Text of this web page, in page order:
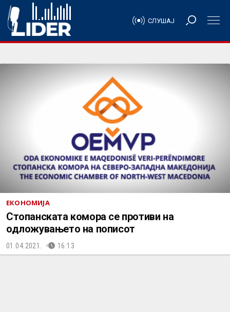
СЛУШАЈ
ЕКОНОМИЈА
Стопанската комора се противи на
одложувањето на пописот
01.04.2021. 16:13